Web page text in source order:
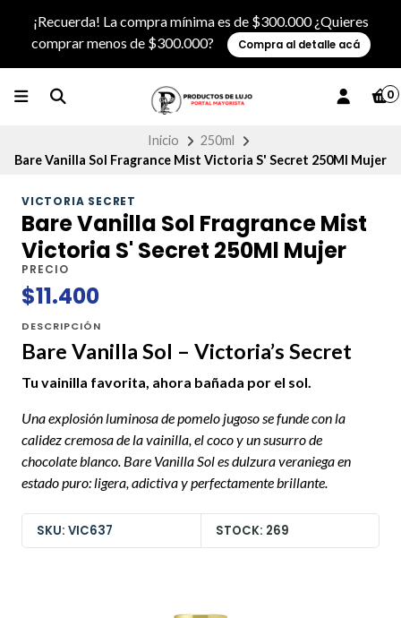
¡Recuerda! La compra mínima es de $300.000 ¿Quieres
comprar menos de $300.000?
Compra al detalle acá
0
Inicio
250ml
Bare Vanilla Sol Fragrance Mist Victoria S' Secret 250Ml Mujer
VICTORIA SECRET
Bare Vanilla Sol Fragrance Mist
Victoria S' Secret 250Ml Mujer
PRECIO
$11.400
DESCRIPCIÓN
Bare Vanilla Sol – Victoria’s Secret
Tu vainilla favorita, ahora bañada por el sol.
Una explosión luminosa de pomelo jugoso se funde con la
calidez cremosa de la vainilla, el coco y un susurro de
chocolate blanco. Bare Vanilla Sol es dulzura veraniega en
estado puro: ligera, adictiva y perfectamente brillante.
SKU: VIC637 STOCK: 269